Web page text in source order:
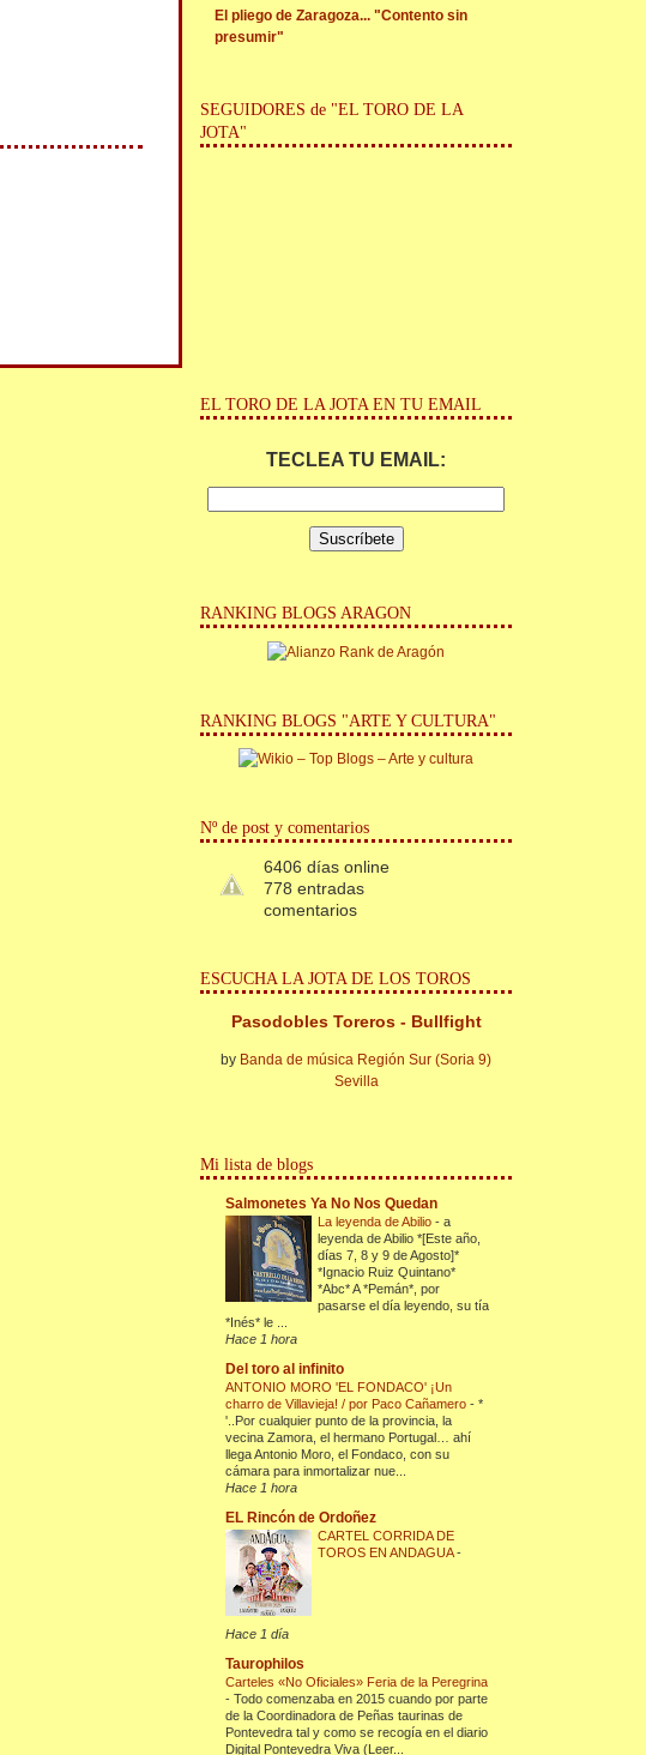
El pliego de Zaragoza... "Contento sin
presumir"
SEGUIDORES de "EL TORO DE LA
JOTA"
EL TORO DE LA JOTA EN TU EMAIL
TECLEA TU EMAIL:
RANKING BLOGS ARAGON
RANKING BLOGS "ARTE Y CULTURA"
Nº de post y comentarios
6406 días online
778 entradas
comentarios
ESCUCHA LA JOTA DE LOS TOROS
Pasodobles Toreros - Bullfight
by Banda de música Región Sur (Soria 9)
Sevilla
Mi lista de blogs
Salmonetes Ya No Nos Quedan
La leyenda de Abilio-a
leyenda de Abilio *[Este año,
días 7, 8 y 9 de Agosto]*
*Ignacio Ruiz Quintano*
*Abc* A *Pemán*, por
pasarse el día leyendo, su tía
*Inés* le ...
Hace 1 hora
Del toro al infinito
ANTONIO MORO 'EL FONDACO' ¡Un
charro de Villavieja! / por Paco Cañamero-*
'..Por cualquier punto de la provincia, la
vecina Zamora, el hermano Portugal… ahí
llega Antonio Moro, el Fondaco, con su
cámara para inmortalizar nue...
Hace 1 hora
EL Rincón de Ordoñez
CARTEL CORRIDA DE
TOROS EN ANDAGUA-
Hace 1 día
Taurophilos
Carteles «No Oficiales» Feria de la Peregrina
-Todo comenzaba en 2015 cuando por parte
de la Coordinadora de Peñas taurinas de
Pontevedra tal y como se recogía en el diario
Digital Pontevedra Viva (Leer...